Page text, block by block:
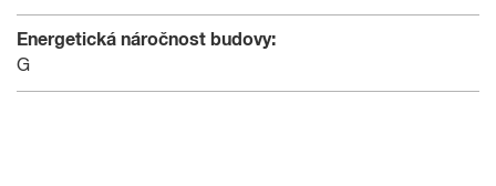
Energetická náročnost budovy:
G